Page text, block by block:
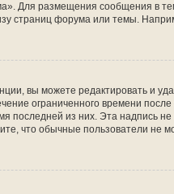
Для размещения сообщения в
страниц форума или темы.
вы можете редактировать и
ограниченного времени
последней из них. Эта
что обычные пользователи не